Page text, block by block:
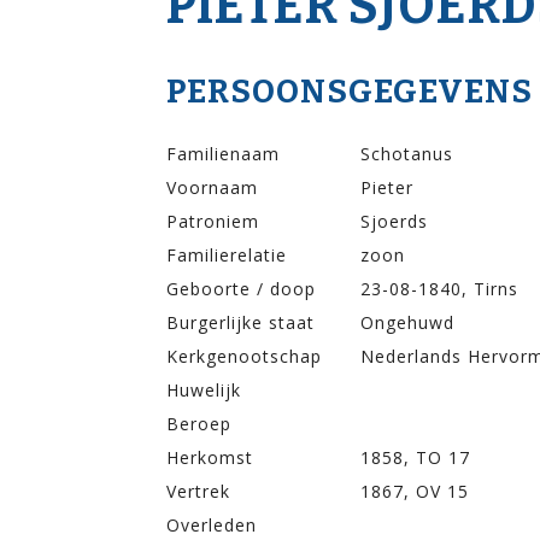
PERSOONSGEGEVENS
Familienaam
Schotanus
Voornaam
Pieter
Patroniem
Sjoerds
Familierelatie
zoon
Geboorte / doop
23-08-1840, Tirns
Burgerlijke staat
Ongehuwd
Kerkgenootschap
Nederlands
Huwelijk
Beroep
Herkomst
1858, TO 17
Vertrek
1867, OV 15
Overleden